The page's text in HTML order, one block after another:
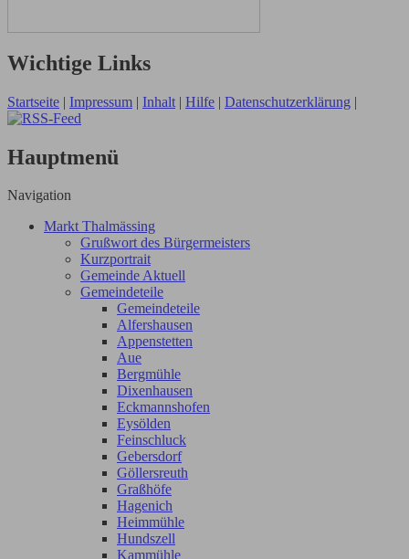
Wichtige Links
Startseite | Impressum | Inhalt | Hilfe | Datenschutzerklärung |
Hauptmenü
Navigation
Markt Thalmässing
Grußwort des Bürgermeisters
Kurzportrait
Gemeinde Aktuell
Gemeindeteile
Gemeindeteile
Alfershausen
Appenstetten
Aue
Bergmühle
Dixenhausen
Eckmannshofen
Eysölden
Feinschluck
Gebersdorf
Göllersreuth
Graßhöfe
Hagenich
Heimmühle
Hundszell
Kammühle